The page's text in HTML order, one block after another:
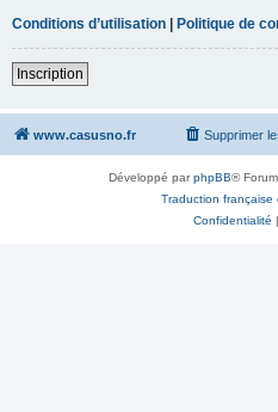
Conditions d’utilisation | Politique de
Inscription
www.casusno.fr Supprimer
Développé parphpBB®
Traduction française
Confidentialité |